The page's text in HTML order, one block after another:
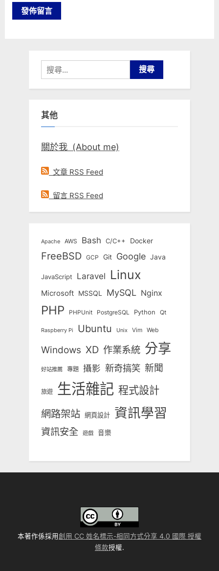
搜
尋
關
字:
其他
關於我 (About me)
文章 RSS Feed
留言 RSS Feed
Apache AWS Bash C/C++ Docker
FreeBSD GCP Git Google Java
JavaScript Laravel Linux
Microsoft MSSQL MySQL Nginx
PHP PHPUnit PostgreSQL Python Qt
Raspberry Pi Ubuntu Unix Vim Web
Windows XD 作業系統 分享
好站推薦 專題 攝影 新奇搞笑 新聞
旅遊 生活雜記 程式設計
網路架站 網頁設計 資訊學習
資訊安全 遊戲 音樂
本著作係採用創用 CC 姓名標示-相同方式分享 4.0 國際 授權
條款授權.